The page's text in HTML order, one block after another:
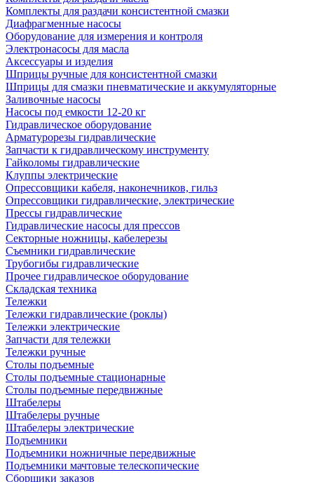
Комплекты для раздачи консистентной смазки
Диафрагменные насосы
Оборудование для измерения и контроля
Электронасосы для масла
Аксессуары и изделия
Шприцы ручные для консистентной смазки
Шприцы для смазки пневматические и аккумуляторные
Заливочные насосы
Насосы под емкости 12-20 кг
Гидравлическое оборудование
Арматурорезы гидравлические
Запчасти к гидравлическому инструменту
Гайколомы гидравлические
Клуппы электрические
Опрессовщики кабеля, наконечников, гильз
Опрессовщики гидравлические, электрические
Прессы гидравлические
Гидравлические насосы для прессов
Секторные ножницы, кабелерезы
Съемники гидравлические
Трубогибы гидравлические
Прочее гидравлическое оборудование
Складская техника
Тележки
Тележки гидравлические (роклы)
Тележки электрические
Запчасти для тележки
Тележки ручные
Столы подъемные
Столы подъемные стационарные
Столы подъемные передвижные
Штабелеры
Штабелеры ручные
Штабелеры электрические
Подъемники
Подъемники ножничные передвижные
Подъемники мачтовые телескопические
Сборщики заказов